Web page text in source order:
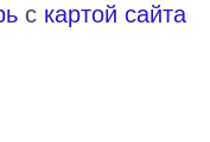
с картой сайта